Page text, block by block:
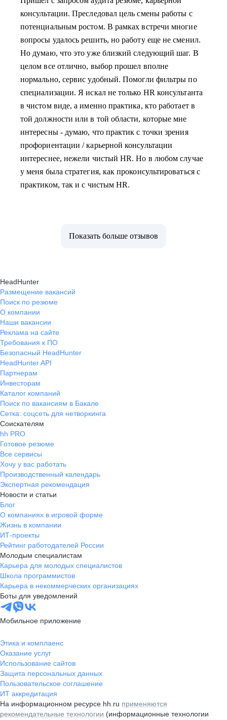
консультации. Преследовал цель смены работы с
потенциальным ростом. В рамках встречи многие
вопросы удалось решить, но работу еще не сменил.
Но думаю, что это уже близкий следующий шаг. В
целом все отлично, выбор прошел вполне
нормально, сервис удобный. Помогли фильтры по
специализации. Я искал не только HR консультанта
в чистом виде, а именно практика, кто работает в
той должности или в той области, которые мне
интересны - думаю, что практик с точки зрения
профориентации / карьерной консультации
интереснее, нежели чистый HR. Но в любом случае
у меня была стратегия, как проконсультироваться с
практиком, так и с чистым HR.
Показать больше отзывов
HeadHunter
Размещение вакансий
Поиск по резюме
О компании
Наши вакансии
Реклама на сайте
Требования к ПО
Безопасный HeadHunter
HeadHunter API
Партнерам
Инвесторам
Каталог компаний
Поиск по вакансиям в Бакале
Сетка: соцсеть для нетворкинга
Соискателям
hh PRO
Готовое резюме
Все сервисы
Хочу у вас работать
Производственный календарь
Экспертная рекомендация
Новости и статьи
Блог
О компаниях в игровой форме
Жизнь в компании
ИТ-проекты
Рейтинг работодателей России
Молодым специалистам
Карьера для молодых специалистов
Школа программистов
Карьера в некоммерческих организациях
Боты для уведомлений
Мобильное приложение
Этика и комплаенс
Оказание услуг
Использование сайтов
Защита персональных данных
Пользовательское соглашение
ИТ аккредитация
На информационном ресурсе hh.ru применяются
рекомендательные технологии (информационные технологии